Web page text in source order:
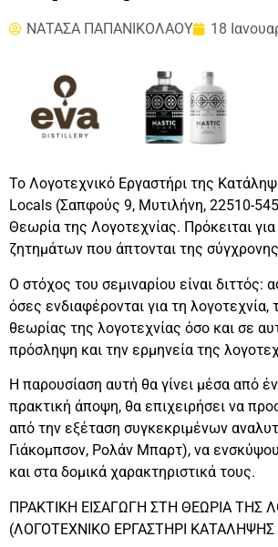
ΝΑΤΑΣΑ ΠΑΠΑΝΙΚΟΛΑΟΥ 18
Το Λογοτεχνικό Εργαστήρι της
Locals (Σαπφούς 9, Μυτιλήνη, 22510-
Θεωρία της Λογοτεχνίας. Πρόκειται
ζητημάτων που άπτονται της
Ο στόχος του σεμιναρίου είναι
όσες ενδιαφέρονται για τη
θεωρίας της λογοτεχνίας όσο και σε
πρόσληψη και την ερμηνεία της
Η παρουσίαση αυτή θα γίνει μέσα από
πρακτική άποψη, θα επιχειρήσει να
από την εξέταση συγκεκριμένων
Γιάκομπσον, Ρολάν Μπαρτ), να
και στα δομικά χαρακτηριστικά τους.
ΠΡΑΚΤΙΚΗ ΕΙΣΑΓΩΓΗ ΣΤΗ ΘΕΩΡΙΑ ΤΗΣ
(ΛΟΓΟΤΕΧΝΙΚΟ ΕΡΓΑΣΤΗΡΙ ΚΑΤΑΛΗΨΗΣ